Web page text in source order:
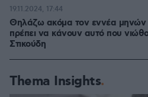
Θηλάζω ακόμα τον εννέα μηνών
πρέπει να κάνουν αυτό που
Στικούδη
19.11.2024, 17:44
Thema Insights